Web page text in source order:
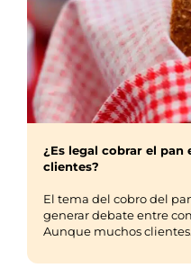
¿Es legal cobrar el pan
clientes?
El tema del cobro del
generar debate entre
Aunque muchos